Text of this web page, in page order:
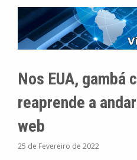
Nos EUA, gambá
reaprende a
web
25 de Fevereiro de 2022